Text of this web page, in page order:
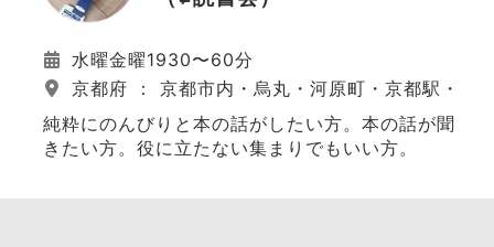
水曜金曜1930〜60分
京都府 ： 京都市内・烏丸・河原町・京都駅・伏
純粋にのんびりと本の話がしたい方。本の話が聞
きたい方。役に立たない集まりでもいい方。